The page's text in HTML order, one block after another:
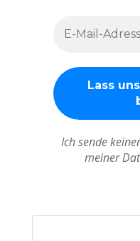
Ich sende
meiner